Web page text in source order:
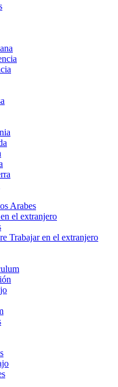
Arabes
el extranjero
Trabajar en el extranjero